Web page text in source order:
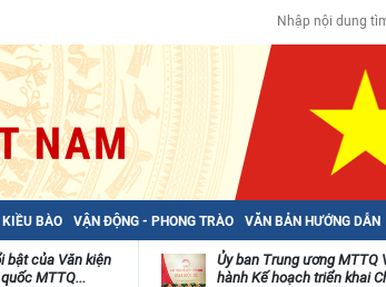
BÀO VẬN ĐỘNG - PHONG TRÀO VĂN BẢN HƯỚNG DẪN
bật của Văn kiện
MTTQ...
Ủy ban Trung ương MTTQ
hành Kế hoạch triển khai